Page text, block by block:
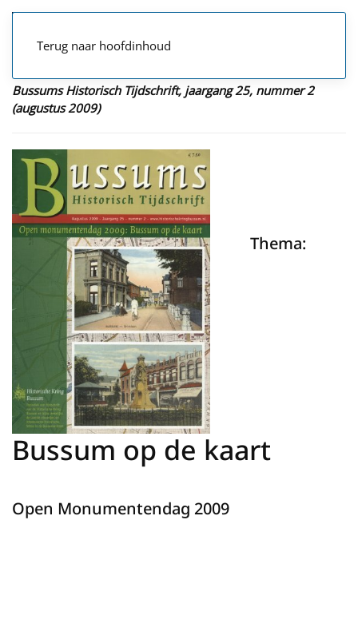
Terug naar hoofdinhoud
Bussums Historisch Tijdschrift, jaargang 25, nummer 2
(augustus 2009)
Thema:
Bussum op de kaart
Open Monumentendag 2009